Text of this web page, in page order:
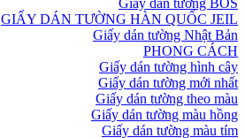
Giấy dán tường BOS
GIẤY DÁN TƯỜNG HÀN QUỐC JEIL
Giấy dán tường Nhật Bản
PHONG CÁCH
Giấy dán tường hình cây
Giấy dán tường mới nhất
Giấy dán tường theo màu
Giấy dán tường màu hồng
Giấy dán tường màu tím